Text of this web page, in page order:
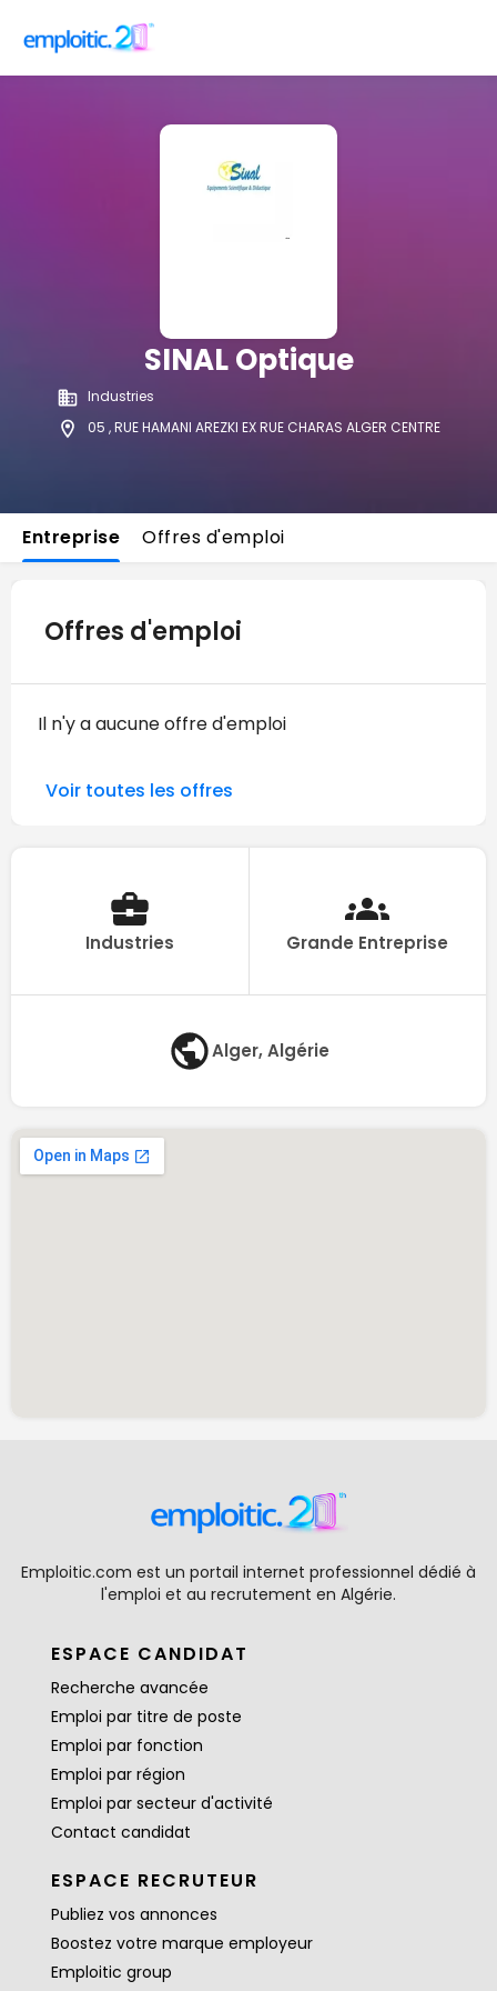
SINAL Optique
Industries
05 , RUE HAMANI AREZKI EX RUE CHARAS ALGER CENTRE
Entreprise Offres d'emploi
Offres d'emploi
Il n'y a aucune offre d'emploi
Voir toutes les offres
Industries Grande Entreprise
Alger, Algérie
Emploitic.com est un portail internet professionnel dédié à
l'emploi et au recrutement en Algérie.
ESPACE CANDIDAT
Recherche avancée
Emploi par titre de poste
Emploi par fonction
Emploi par région
Emploi par secteur d'activité
Contact candidat
ESPACE RECRUTEUR
Publiez vos annonces
Boostez votre marque employeur
Emploitic group